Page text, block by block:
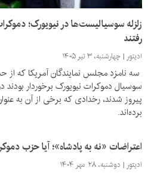
زلزله سوسیالیست‌ها در نیویورک؛
رفتند
ادیتور چهارشنبه، ۳ تیر ۱۴۰۵
سه نامزد مجلس نمایندگان آمریکا که از
سوسیال دموکرات نیویورک برخوردار بودند
پیروز شدند، رخدادی که برخی از آن به
برده‌اند.
اعتراضات «نه به پادشاه»؛ آیا حزب
ادیتور دوشنبه، ۲۸ مهر ۱۴۰۴